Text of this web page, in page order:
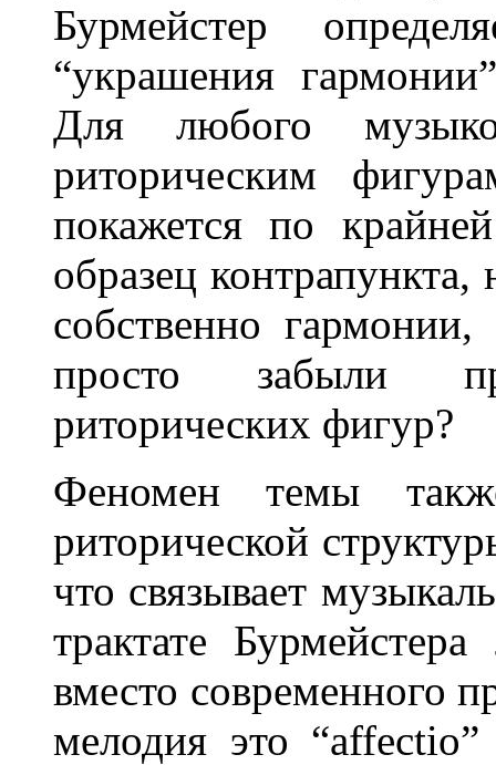
Бурмейстер
“украшения
Для любого
риторическим
покажется по
образец
собственно
просто забыли
риторических фигур?
Феномен темы
риторической
что связывает
трактате
вместо современного
мелодия это